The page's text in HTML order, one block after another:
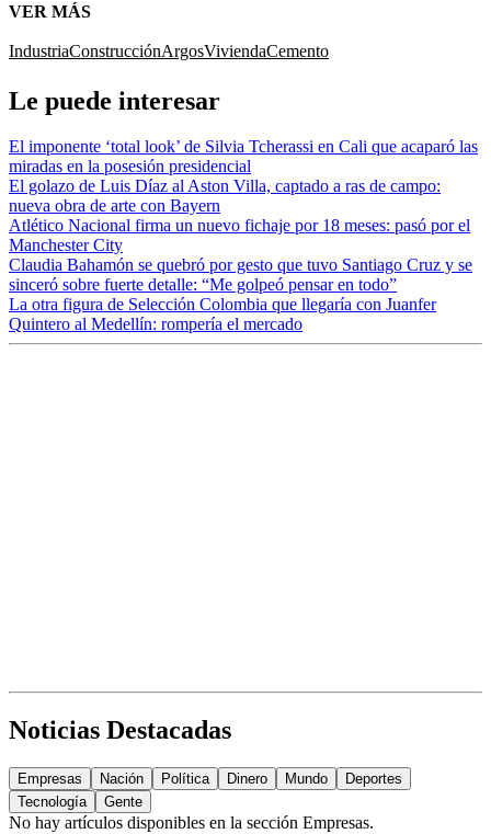
VER MÁS
IndustriaConstrucciónArgosViviendaCemento
Le puede interesar
El imponente ‘total look’ de Silvia Tcherassi en Cali que acaparó las
miradas en la posesión presidencial
El golazo de Luis Díaz al Aston Villa, captado a ras de campo:
nueva obra de arte con Bayern
Atlético Nacional firma un nuevo fichaje por 18 meses: pasó por el
Manchester City
Claudia Bahamón se quebró por gesto que tuvo Santiago Cruz y se
sinceró sobre fuerte detalle: “Me golpeó pensar en todo”
La otra figura de Selección Colombia que llegaría con Juanfer
Quintero al Medellín: rompería el mercado
Noticias Destacadas
Empresas Nación Política Dinero Mundo
Deportes
Tecnología
Gente
No hay artículos disponibles en la sección Empresas.